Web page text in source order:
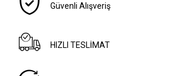
Güvenli Alışveriş
HIZLI TESLİMAT